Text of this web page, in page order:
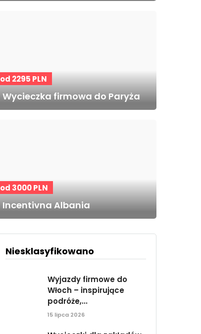
od 2295 PLN
Wycieczka firmowa do Paryża
od 3000 PLN
Incentivna Albania
Niesklasyfikowano
Wyjazdy firmowe do
Włoch – inspirujące
podróże,...
15 lipca 2026